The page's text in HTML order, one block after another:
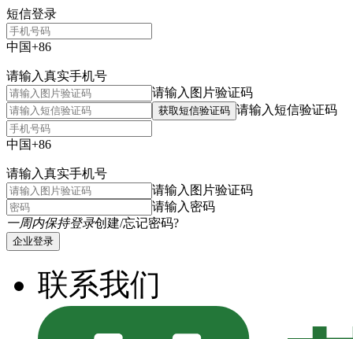
短信登录
中国+86
请输入真实手机号
请输入图片验证码
获取短信验证码 请输入短信验证码
中国+86
请输入真实手机号
请输入图片验证码
请输入密码
一周内保持登录创建/忘记密码?
企业登录
联系我们